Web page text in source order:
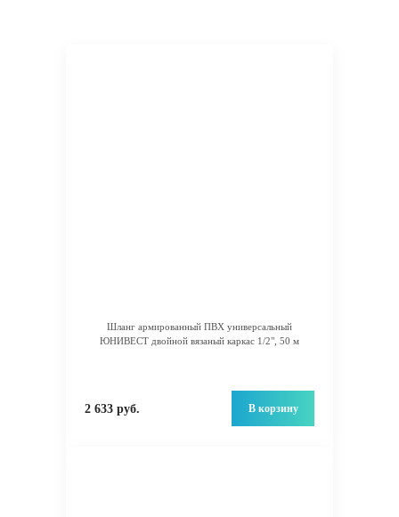
Шланг армированный ПВХ универсальный
ЮНИВЕСТ двойной вязаный каркас 1/2", 50 м
2 633 руб. В корзину